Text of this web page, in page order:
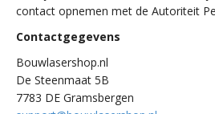
contact opnemen met de Autoriteit
Contactgegevens
Bouwlasershop.nl
De Steenmaat 5B
7783 DE Gramsbergen